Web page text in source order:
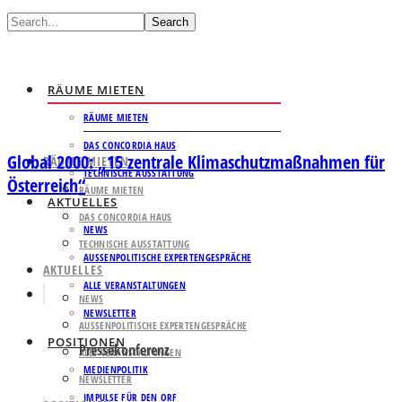
Search
RÄUME MIETEN
RÄUME MIETEN
DAS CONCORDIA HAUS
TECHNISCHE AUSSTATTUNG
AKTUELLES
NEWS
AUSSENPOLITISCHE EXPERTENGESPRÄCHE
ALLE VERANSTALTUNGEN
NEWSLETTER
POSITIONEN
MEDIENPOLITIK
IMPULSE FÜR DEN ORF
RÄUME MIETEN
RÄUME MIETEN
DAS CONCORDIA HAUS
TECHNISCHE AUSSTATTUNG
AKTUELLES
NEWS
AUSSENPOLITISCHE EXPERTENGESPRÄCHE
ALLE VERANSTALTUNGEN
NEWSLETTER
Global 2000: „15 zentrale Klimaschutzmaßnahmen für
Österreich“
Pressekonferenz